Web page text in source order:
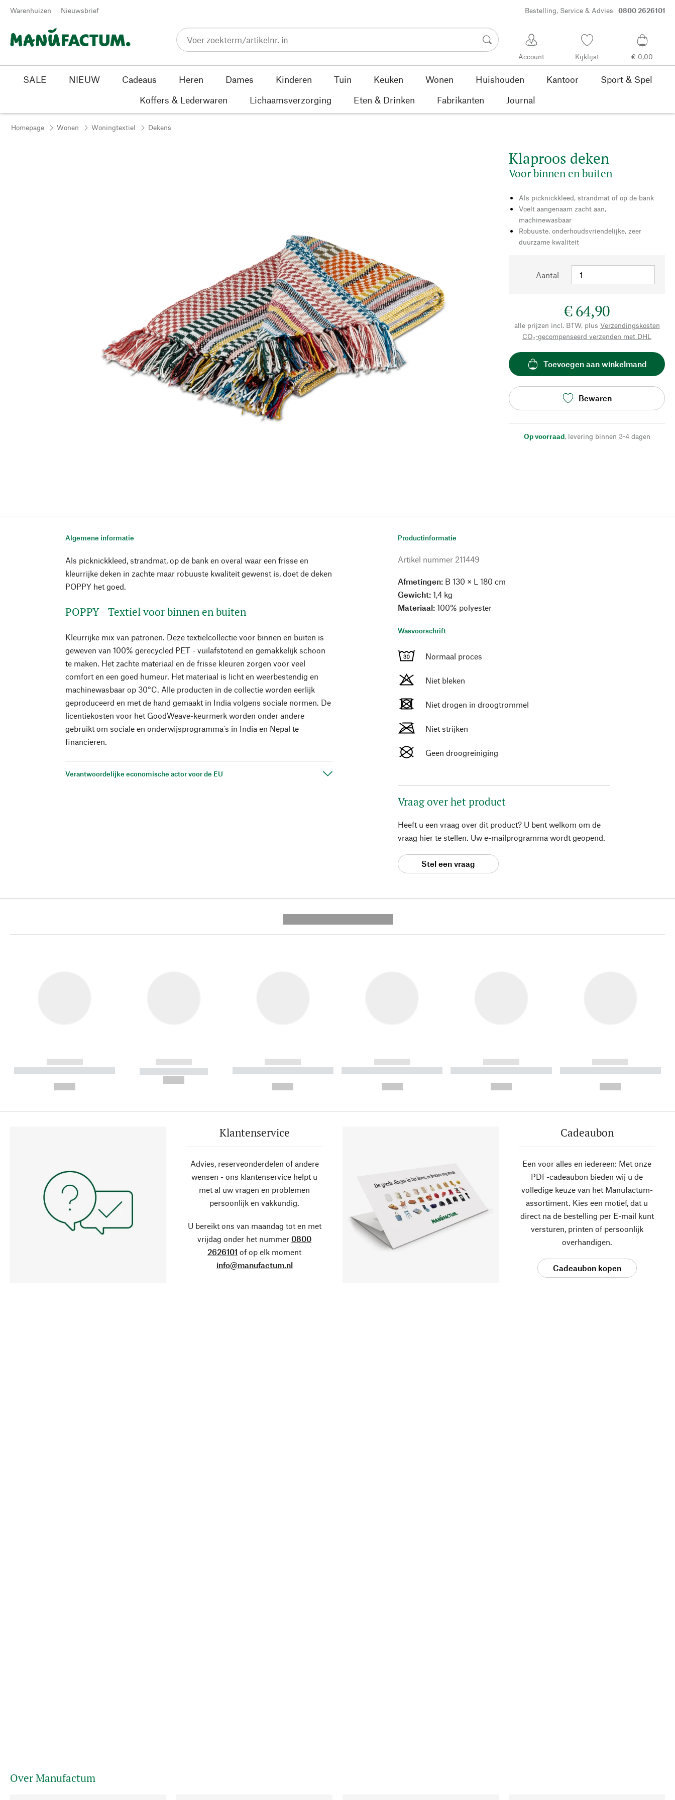
Passer au contenu
Warenhuizen Nieuwsbrief Bestelling, Service & Advies 0800 2626101
Account Kijklijst € 0,00
SALE NIEUW Cadeaus Heren Dames Kinderen Tuin Keuken Wonen Huishouden Kantoor
Sport & Spel
Koffers & Lederwaren
Lichaamsverzorging Eten & Drinken Fabrikanten Journal
Homepage Wonen Woningtextiel Dekens
Klaproos deken
Voor binnen en buiten
Als picknickkleed, strandmat of op de bank
Voelt aangenaam zacht aan,
machinewasbaar
Robuuste, onderhoudsvriendelijke, zeer
duurzame kwaliteit
Aantal
€ 64,90
alle prijzen incl. BTW, plus Verzendingskosten
CO₂-gecompenseerd verzenden met DHL
Toevoegen aan winkelmand
Bewaren
Op voorraad, levering binnen 3-4 dagen
Algemene informatie
Als picknickkleed, strandmat, op de bank en overal waar een frisse en
kleurrijke deken in zachte maar robuuste kwaliteit gewenst is, doet de deken
POPPY het goed.
POPPY - Textiel voor binnen en buiten
Kleurrijke mix van patronen. Deze textielcollectie voor binnen en buiten is
geweven van 100% gerecycled PET - vuilafstotend en gemakkelijk schoon
te maken. Het zachte materiaal en de frisse kleuren zorgen voor veel
comfort en een goed humeur. Het materiaal is licht en weerbestendig en
machinewasbaar op 30°C. Alle producten in de collectie worden eerlijk
geproduceerd en met de hand gemaakt in India volgens sociale normen. De
licentiekosten voor het GoodWeave-keurmerk worden onder andere
gebruikt om sociale en onderwijsprogramma's in India en Nepal te
financieren.
Verantwoordelijke economische actor voor de EU
Productinformatie
Artikel nummer 211449
Afmetingen: B 130 × L 180 cm
Gewicht:1,4 kg
Materiaal: 100% polyester
Wasvoorschrift
Normaal proces
Niet bleken
Niet drogen in droogtrommel
Niet strijken
Geen droogreiniging
Vraag over het product
Heeft u een vraag over dit product? U bent welkom om de
vraag hier te stellen. Uw e-mailprogramma wordt geopend.
Stel een vraag
------------
----------- ----------- ----------
------------
----------- -----------
------------
----------- ----------- ----------
------------
----------- ----------- ----------
------------
----------- ----------- ----------
------------
----------- ----------- ----------
Klantenservice
Advies, reserveonderdelen of andere
wensen - ons klantenservice helpt u
met al uw vragen en problemen
persoonlijk en vakkundig.
U bereikt ons van maandag tot en met
vrijdag onder het nummer 0800
2626101 of op elk moment
info@manufactum.nl
Cadeaubon
Een voor alles en iedereen: Met onze
PDF-cadeaubon bieden wij u de
volledige keuze van het Manufactum-
assortiment. Kies een motief, dat u
direct na de bestelling per E-mail kunt
versturen, printen of persoonlijk
overhandigen.
Cadeaubon kopen
Over Manufactum